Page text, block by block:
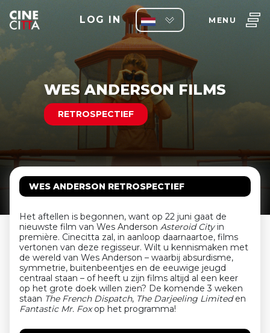
LOG IN MENU
WES ANDERSON FILMS
RETROSPECTIEF
WES ANDERSON RETROSPECTIEF
Het aftellen is begonnen, want op 22 juni gaat de
nieuwste film van Wes Anderson Asteroid Cityin
première. Cinecitta zal, in aanloop daarnaartoe, films
vertonen van deze regisseur. Wilt u kennismaken met
de wereld van Wes Anderson – waarbij absurdisme,
symmetrie, buitenbeentjes en de eeuwige jeugd
centraal staan – of heeft u zijn films altijd al een keer
op het grote doek willen zien? De komende 3 weken
staan The French Dispatch, The Darjeeling Limiteden
Fantastic Mr. Foxop het programma!